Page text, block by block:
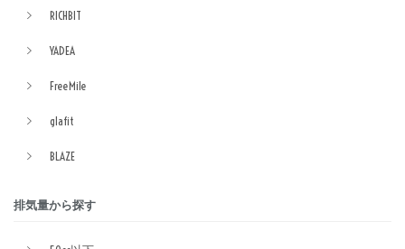
RICHBIT
YADEA
FreeMile
glafit
BLAZE
排気量から探す